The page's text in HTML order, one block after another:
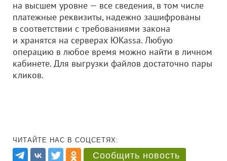
на высшем уровне — все сведения, в том числе
платежные реквизиты, надежно зашифрованы
в соответствии с требованиями закона
и хранятся на серверах ЮKassa. Любую
операцию в любое время можно найти в личном
кабинете. Для выгрузки файлов достаточно пары
кликов.
ЧИТАЙТЕ НАС В СОЦСЕТЯХ:
Сообщить новость